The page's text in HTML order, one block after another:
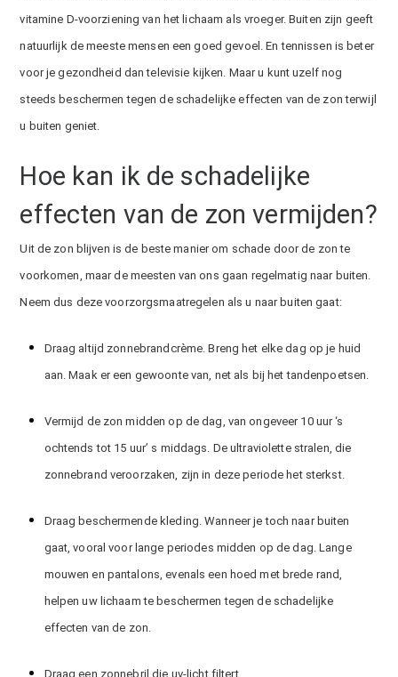
vitamine D-voorziening van het lichaam als vroeger. Buiten zijn geeft
natuurlijk de meeste mensen een goed gevoel. En tennissen is beter
voor je gezondheid dan televisie kijken. Maar u kunt uzelf nog
steeds beschermen tegen de schadelijke effecten van de zon terwijl
u buiten geniet.
Hoe kan ik de schadelijke
effecten van de zon vermijden?
Uit de zon blijven is de beste manier om schade door de zon te
voorkomen, maar de meesten van ons gaan regelmatig naar buiten.
Neem dus deze voorzorgsmaatregelen als u naar buiten gaat:
Draag altijd zonnebrandcrème. Breng het elke dag op je huid
aan. Maak er een gewoonte van, net als bij het tandenpoetsen.
Vermijd de zon midden op de dag, van ongeveer 10 uur ‘s
ochtends tot 15 uur’ s middags. De ultraviolette stralen, die
zonnebrand veroorzaken, zijn in deze periode het sterkst.
Draag beschermende kleding. Wanneer je toch naar buiten
gaat, vooral voor lange periodes midden op de dag. Lange
mouwen en pantalons, evenals een hoed met brede rand,
helpen uw lichaam te beschermen tegen de schadelijke
effecten van de zon.
Draag een zonnebril die uv-licht filtert.